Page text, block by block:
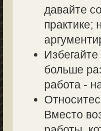
давайте
практике;
больше
работа -
Вместо